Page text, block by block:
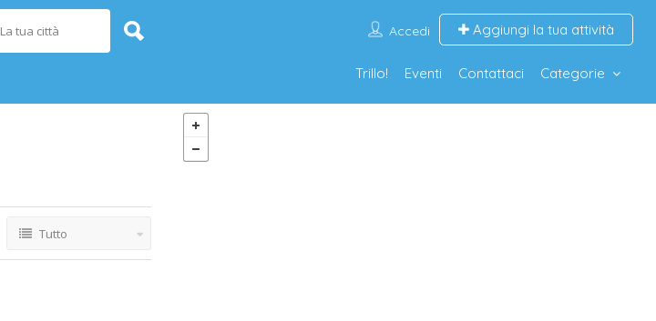
La tua città Accedi Aggiungi la tua attività
Trillo! Eventi Contattaci Categorie
Tutto